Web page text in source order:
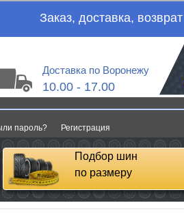
Заказ, доставка, возврат
Доставка по Воронежу
10.00 - 17.00
пароль? Регистрация
Подбор шин
по размеру